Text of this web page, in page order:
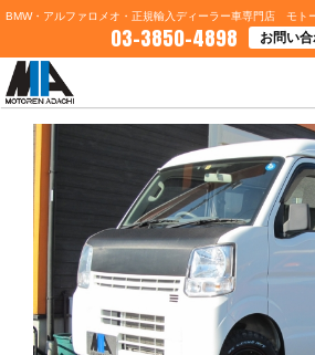
BMW・アルファロメオ・正規輸入ディーラー車専門店 モト
03-3850-4898 お問い
HOME>お知らせ